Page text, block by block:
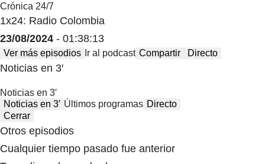
Crónica 24/7
1x24: Radio Colombia
23/08/2024 - 01:38:13
Ver más episodios Ir al podcast Compartir Directo
Noticias en 3′
Noticias en 3′
Noticias en 3′ Últimos programas Directo
Cerrar
Otros episodios
Cualquier tiempo pasado fue anterior